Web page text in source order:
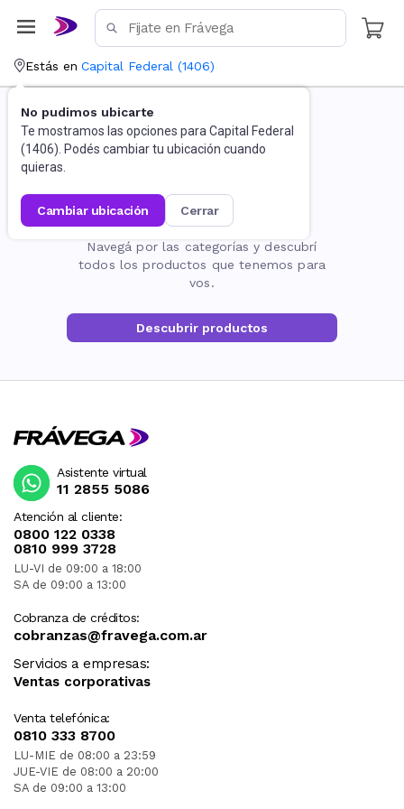
Estás en Capital Federal (1406)
No pudimos ubicarte
Te mostramos las opciones para Capital Federal
(1406). Podés cambiar tu ubicación cuando
quieras.
cambiar ubicación cerrar
La página no existe
Navegá por las categorías y descubrí
todos los productos que tenemos para
vos.
Descubrir productos
Atención al cliente:
0800 122 0338
0810 999 3728
LU-VI de 09:00 a 18:00
SA de 09:00 a 13:00
Cobranza de créditos:
cobranzas@fravega.com.ar
Servicios a empresas:
Ventas corporativas
Venta telefónica:
0810 333 8700
LU-MIE de 08:00 a 23:59
JUE-VIE de 08:00 a 20:00
SA de 09:00 a 13:00
Asistente virtual
11 2855 5086